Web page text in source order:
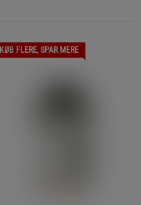
KØB FLERE, SPAR MERE